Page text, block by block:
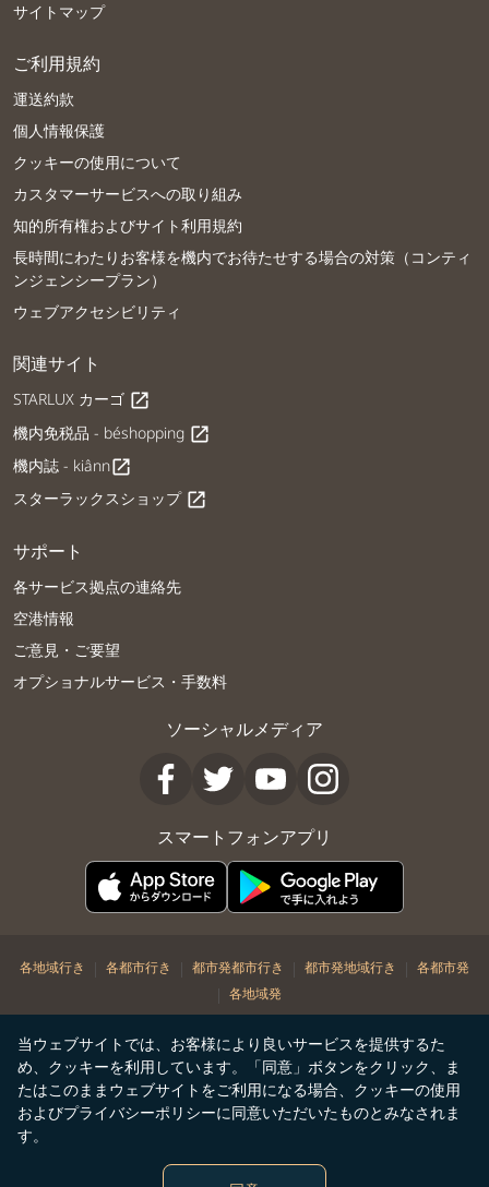
当ウェブサイトでは、お客様により良いサービスを提供するた
め、クッキーを利用しています。「同意」ボタンをクリック、ま
たはこのままウェブサイトをご利用になる場合、クッキーの使用
およびプライバシーポリシーに同意いただいたものとみなされま
す。
サイトマップ
ご利用規約
運送約款
個人情報保護
クッキーの使用について
カスタマーサービスへの取り組み
知的所有権およびサイト利用規約
長時間にわたりお客様を機内でお待たせする場合の対策（コンティ
ンジェンシープラン）
ウェブアクセシビリティ
関連サイト
STARLUX カーゴ open_in_new
機内免税品 - béshopping open_in_new
機内誌 - kiânnopen_in_new
スターラックスショップ open_in_new
サポート
各サービス拠点の連絡先
空港情報
ご意見・ご要望
オプショナルサービス・手数料
ソーシャルメディア
スマートフォンアプリ
各地域行き | 各都市行き | 都市発都市行き | 都市発地域行き | 各都市発
| 各地域発